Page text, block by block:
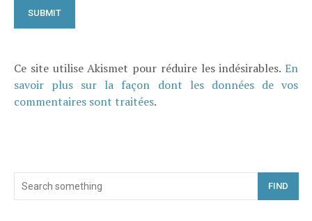
Ce site utilise Akismet pour réduire les indésirables. En
savoir plus sur la façon dont les données de vos
commentaires sont traitées.
FIND